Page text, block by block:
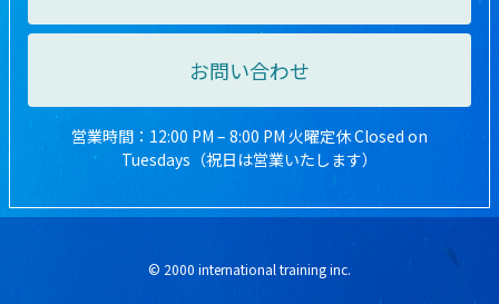
お問い合わせ
営業時間：12:00 PM – 8:00 PM 火曜定休 Closed on
Tuesdays（祝日は営業いたします）
© 2000 international training inc.